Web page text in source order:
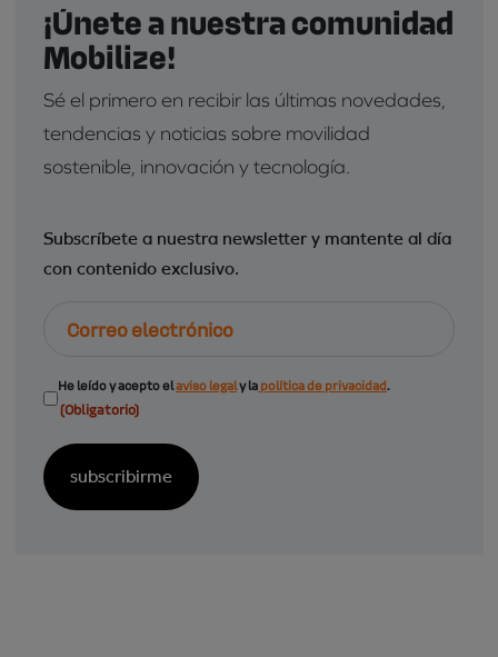
¡Únete a nuestra comunidad
Mobilize!
Sé el primero en recibir las últimas novedades,
tendencias y noticias sobre movilidad
sostenible, innovación y tecnología.
Subscríbete a nuestra newsletter y mantente al día
con contenido exclusivo.
Consentimiento
(Obligatorio)
He leído y acepto elaviso legaly la política de privacidad.
(Obligatorio)